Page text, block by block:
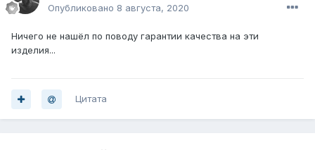
Опубликовано 8 августа, 2020
Ничего не нашёл по поводу гарантии качества на эти
изделия...
Цитата